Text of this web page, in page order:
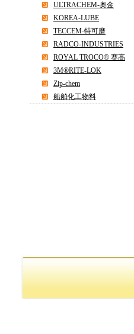
ULTRACHEM-奥金
KOREA-LUBE
TECCEM-特可磨
RADCO-INDUSTRIES
ROYAL TROCO® 赛高
3M®RITE-LOK
Zip-chem
船舶化工物料